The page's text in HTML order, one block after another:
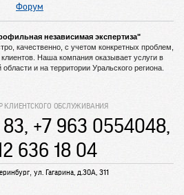
Форум
независимая экспертиза"
качественно, с учетом конкретных проблем,
Наша компания оказывает услуги в
и на территории Уральского региона.
КЛИЕНТСКОГО ОБСЛУЖИВАНИЯ
+7 963 0554048,
636 18 04
, ул. Гагарина, д.30А, 311